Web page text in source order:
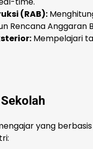
(RAB):
Rencana Anggaran
Mempelajari
yang